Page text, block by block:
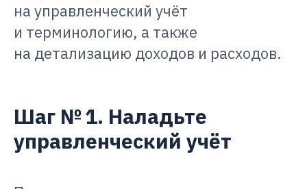
на управленческий учёт
и терминологию, а также
на детализацию доходов и расходов.
Шаг № 1. Наладьте
управленческий учёт